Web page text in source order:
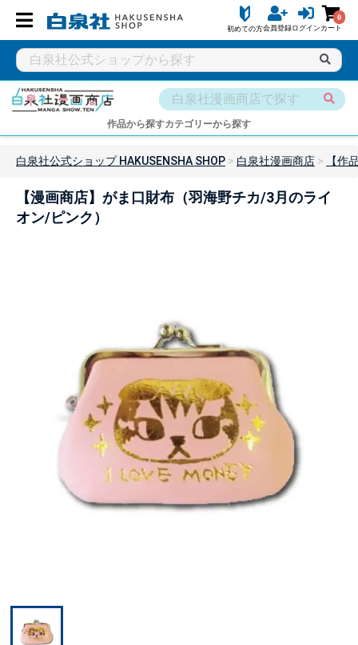
初めての方会員登録ログイン
0
カート
作品から探すカテゴリーから探す
白泉社公式ショップ HAKUSENSHA SHOP 白泉社漫画商店 【作
【漫画商店】がま口財布（羽海野チカ/3月のライ
オン/ピンク）